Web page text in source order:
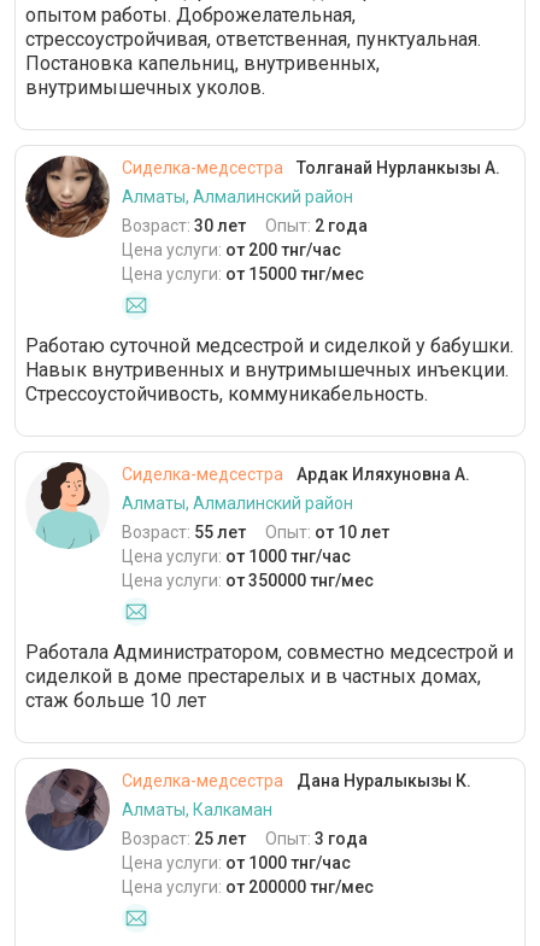
опытом работы. Доброжелательная,
стрессоустройчивая, ответственная, пунктуальная.
Постановка капельниц, внутривенных,
внутримышечных уколов.
Сиделка-медсестра
Толганай Нурланкызы А.
Алматы, Алмалинский район
Возраст: 30 лет Опыт: 2 года
Цена услуги: от 200 тнг/час
Цена услуги: от 15000 тнг/мес
Работаю суточной медсестрой и сиделкой у бабушки.
Навык внутривенных и внутримышечных инъекции.
Стрессоустойчивость, коммуникабельность.
Сиделка-медсестра
Ардак Иляхуновна А.
Алматы, Алмалинский район
Возраст: 55 лет Опыт: от 10 лет
Цена услуги: от 1000 тнг/час
Цена услуги: от 350000 тнг/мес
Работала Администратором, совместно медсестрой и
сиделкой в доме престарелых и в частных домах,
стаж больше 10 лет
Сиделка-медсестра
Дана Нуралыкызы К.
Алматы, Калкаман
Возраст: 25 лет Опыт: 3 года
Цена услуги: от 1000 тнг/час
Цена услуги: от 200000 тнг/мес